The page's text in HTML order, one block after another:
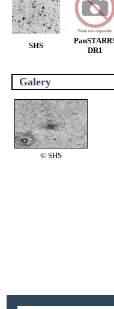
SHS
DR1
Galery
© SHS